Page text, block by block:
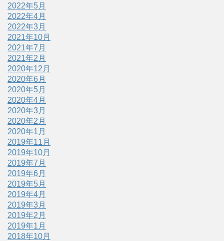
2022年5月
2022年4月
2022年3月
2021年10月
2021年7月
2021年2月
2020年12月
2020年6月
2020年5月
2020年4月
2020年3月
2020年2月
2020年1月
2019年11月
2019年10月
2019年7月
2019年6月
2019年5月
2019年4月
2019年3月
2019年2月
2019年1月
2018年10月